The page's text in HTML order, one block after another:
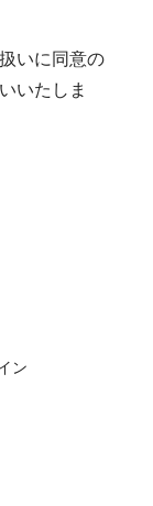
いに同意の
いたしま
ン